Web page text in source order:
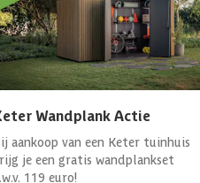
Wandplank Actie
aankoop van een Keter tuinhuis
je een gratis wandplankset
119 euro!